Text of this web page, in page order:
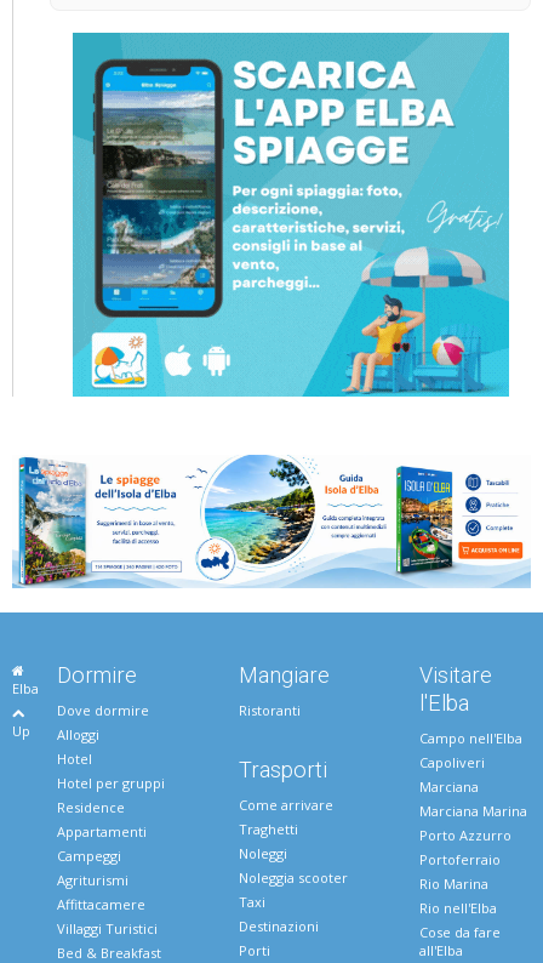
Elba
Up
Dormire
Dove dormire
Alloggi
Hotel
Hotel per gruppi
Residence
Appartamenti
Campeggi
Agriturismi
Affittacamere
Villaggi Turistici
Bed & Breakfast
Mangiare
Ristoranti
Trasporti
Come arrivare
Traghetti
Noleggi
Noleggia scooter
Taxi
Destinazioni
Porti
Visitare
l'Elba
Campo nell'Elba
Capoliveri
Marciana
Marciana Marina
Porto Azzurro
Portoferraio
Rio Marina
Rio nell'Elba
Cose da fare
all'Elba